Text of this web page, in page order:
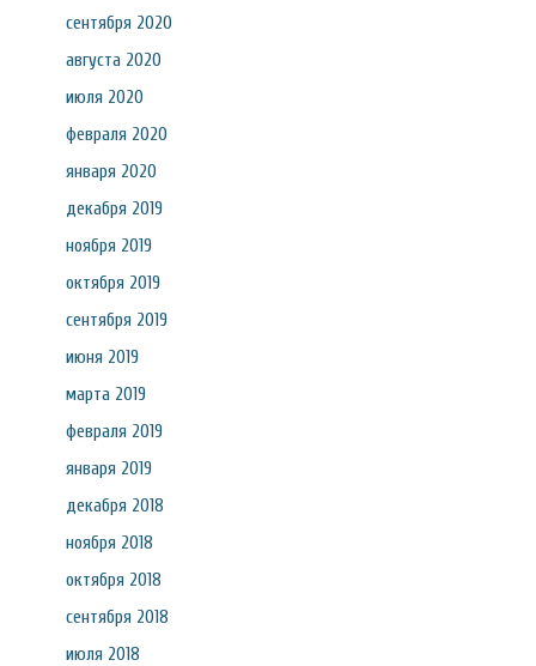
сентября 2020
августа 2020
июля 2020
февраля 2020
января 2020
декабря 2019
ноября 2019
октября 2019
сентября 2019
июня 2019
марта 2019
февраля 2019
января 2019
декабря 2018
ноября 2018
октября 2018
сентября 2018
июля 2018